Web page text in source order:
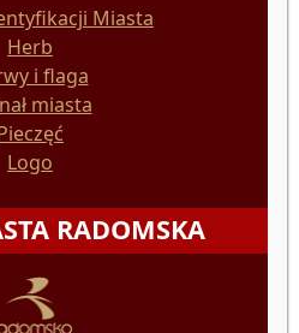
Miasta
Herb
i flaga
miasta
Logo
RADOMSKA